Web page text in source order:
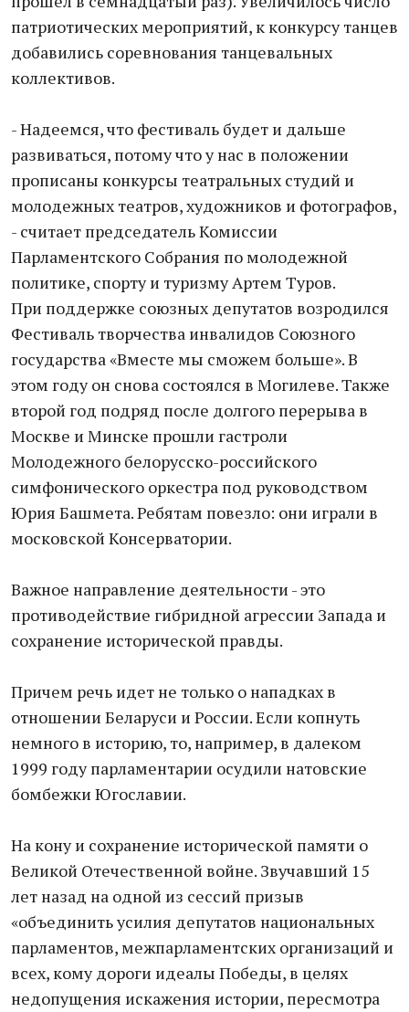
патриотических мероприятий, к конкурсу танцев
добавились соревнования танцевальных
коллективов.
- Надеемся, что фестиваль будет и дальше
развиваться, потому что у нас в положении
прописаны конкурсы театральных студий и
молодежных театров, художников и фотографов,
- считает председатель Комиссии
Парламентского Собрания по молодежной
политике, спорту и туризму Артем Туров.
При поддержке союзных депутатов возродился
Фестиваль творчества инвалидов Союзного
государства «Вместе мы сможем больше». В
этом году он снова состоялся в Могилеве. Также
второй год подряд после долгого перерыва в
Москве и Минске прошли гастроли
Молодежного белорусско-российского
симфонического оркестра под руководством
Юрия Башмета. Ребятам повезло: они играли в
московской Консерватории.
Важное направление деятельности - это
противодействие гибридной агрессии Запада и
сохранение исторической правды.
Причем речь идет не только о нападках в
отношении Беларуси и России. Если копнуть
немного в историю, то, например, в далеком
1999 году парламентарии осудили натовские
бомбежки Югославии.
На кону и сохранение исторической памяти о
Великой Отечественной войне. Звучавший 15
лет назад на одной из сессий призыв
«объединить усилия депутатов национальных
парламентов, межпарламентских организаций и
всех, кому дороги идеалы Победы, в целях
недопущения искажения истории, пересмотра